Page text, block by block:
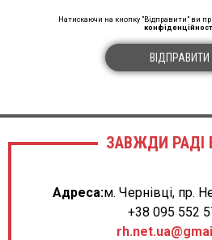
Натискаючи на кнопку "Відправити" ви
ВІДПРАВИТИ
ЗАВЖДИ РАДІ
Адреса:м. Чернівці, пр.
+38 095 552